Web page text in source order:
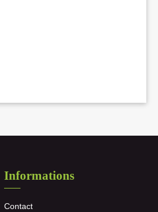
Informations
Contact